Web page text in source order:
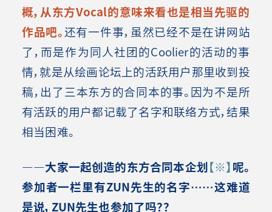
概，从东方Vocal的意味来看也是相当先驱的
作品吧。还有一件事，虽然已经不是在讲网站
了，而是作为同人社团的Coolier的活动的事
情，就是从绘画论坛上的活跃用户那里收到投
稿，出了三本东方的合同本的事。因为不是所
有活跃的用户都记载了名字和联络方式，结果
相当困难。
――大家一起创造的东方合同本企划【※】呢。
参加者一栏里有ZUN先生的名字……这难道
是说，ZUN先生也参加了吗？？